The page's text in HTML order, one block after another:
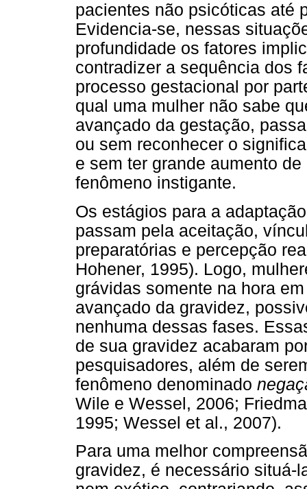
pacientes não psicóticas até
Evidencia-se, nessas
profundidade os fatores
contradizer a sequência dos
processo gestacional por
qual uma mulher não sabe
avançado da gestação,
ou sem reconhecer o
e sem ter grande aumento
fenômeno instigante.
Os estágios para a
passam pela aceitação,
preparatórias e percepção
Hohener, 1995). Logo,
grávidas somente na hora
avançado da gravidez,
nenhuma dessas fases.
de sua gravidez acabaram
pesquisadores, além de
fenômeno denominado
Wile e Wessel, 2006;
1995; Wessel et al., 2007).
Para uma melhor
gravidez, é necessário situá-